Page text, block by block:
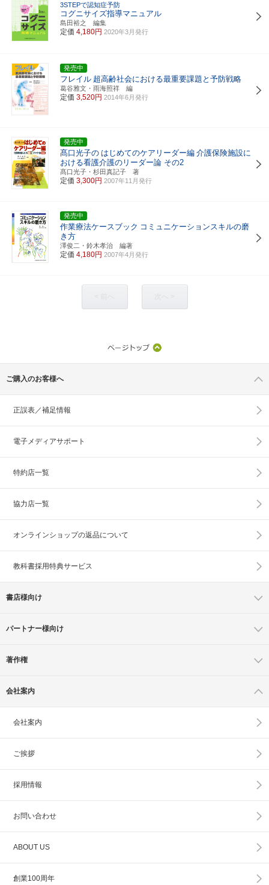
3STEPで認知症予防
コグニサイズ指導マニュアル
島田裕之 編集
定価 4,180円 2020年3月発行
発売中
フレイル 超高齢社会における最重要課題と予防戦略
葛谷雅文・雨海照祥 編
定価 3,520円 2014年6月発行
発売中
髙口光子の はじめてのケアリーダー編 介護保険施設に
おける看護介護のリーダー論 その2
髙口光子・杉田真記子 著
定価 3,300円 2007年11月発行
発売中
作業療法ケースブック コミュニケーションスキルの磨
き方
澤俊二・鈴木孝治 編著
定価 4,180円 2007年4月発行
ご購入のお客様へ
正誤表／補足情報
電子メディアサポート
特約店一覧
協力店一覧
オンラインショップの返品について
教科書採用特典サービス
書店様向け
パートナー様向け
著作権
会社案内
会社案内
ご挨拶
採用情報
お問い合わせ
ABOUT US
創業100周年